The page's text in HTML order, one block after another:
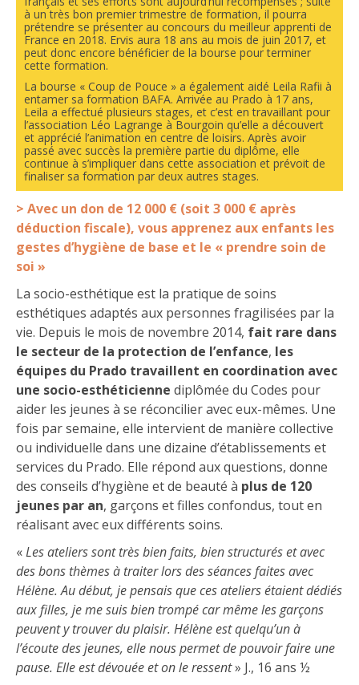
à un très bon premier trimestre de formation, il pourra
prétendre se présenter au concours du meilleur apprenti de
France en 2018. Ervis aura 18 ans au mois de juin 2017, et
peut donc encore bénéficier de la bourse pour terminer
cette formation.
La bourse « Coup de Pouce » a également aidé Leila Rafii à
entamer sa formation BAFA. Arrivée au Prado à 17 ans,
Leila a effectué plusieurs stages, et c’est en travaillant pour
l’association Léo Lagrange à Bourgoin qu’elle a découvert
et apprécié l’animation en centre de loisirs. Après avoir
passé avec succès la première partie du diplôme, elle
continue à s’impliquer dans cette association et prévoit de
finaliser sa formation par deux autres stages.
> Avec un don de 12 000 € (soit 3 000 € après
déduction fiscale), vous apprenez aux enfants les
gestes d’hygiène de base et le « prendre soin de
soi »
La socio-esthétique est la pratique de soins
esthétiques adaptés aux personnes fragilisées par la
vie. Depuis le mois de novembre 2014, fait rare dans
le secteur de la protection de l’enfance, les
équipes du Prado travaillent en coordination avec
une socio-esthéticienne diplômée du Codes pour
aider les jeunes à se réconcilier avec eux-mêmes. Une
fois par semaine, elle intervient de manière collective
ou individuelle dans une dizaine d’établissements et
services du Prado. Elle répond aux questions, donne
des conseils d’hygiène et de beauté à plus de 120
jeunes par an, garçons et filles confondus, tout en
réalisant avec eux différents soins.
«Les ateliers sont très bien faits, bien structurés et avec
des bons thèmes à traiter lors des séances faites avec
Hélène. Au début, je pensais que ces ateliers étaient dédiés
aux filles, je me suis bien trompé car même les garçons
peuvent y trouver du plaisir. Hélène est quelqu’un à
l’écoute des jeunes, elle nous permet de pouvoir faire une
pause. Elle est dévouée et on le ressent» J., 16 ans ½